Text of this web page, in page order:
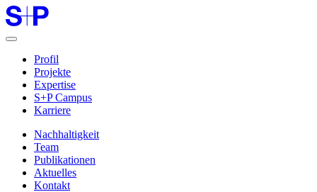
Profil
Projekte
Expertise
S+P Campus
Karriere
Nachhaltigkeit
Team
Publikationen
Aktuelles
Kontakt